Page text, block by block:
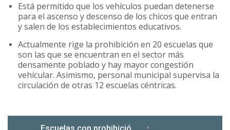
Está permitido que los vehículos puedan detenerse
para el ascenso y descenso de los chicos que entran
y salen de los establecimientos educativos.
Actualmente rige la prohibición en 20 escuelas que
son las que se encuentran en el sector más
densamente poblado y hay mayor congestión
vehicular. Asimismo, personal municipal supervisa la
circulación de otras 12 escuelas céntricas.